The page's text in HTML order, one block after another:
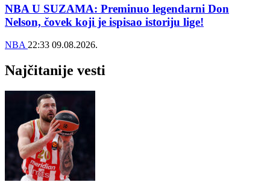
NBA U SUZAMA: Preminuo legendarni Don
Nelson, čovek koji je ispisao istoriju lige!
NBA22:33 09.08.2026.
Najčitanije vesti